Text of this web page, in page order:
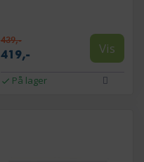
439,-
419,- Vis
På lager